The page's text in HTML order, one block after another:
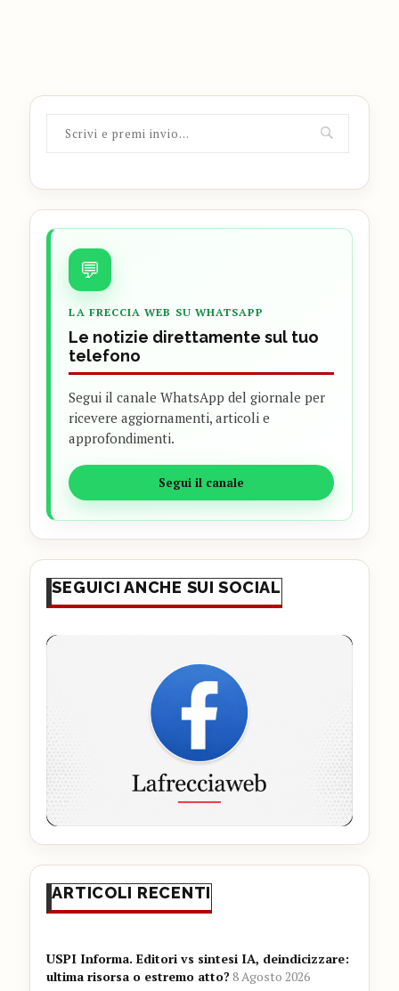
💬
LA FRECCIA WEB SU WHATSAPP
Le notizie direttamente sul tuo
telefono
Segui il canale WhatsApp del giornale per
ricevere aggiornamenti, articoli e
approfondimenti.
Segui il canale
SEGUICI ANCHE SUI SOCIAL
ARTICOLI RECENTI
USPI Informa. Editori vs sintesi IA, deindicizzare:
ultima risorsa o estremo atto?8 Agosto 2026